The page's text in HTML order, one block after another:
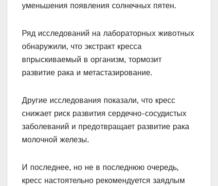
уменьшения появления солнечных пятен.
Ряд исследований на лабораторных животных
обнаружили, что экстракт кресса
впрыскиваемый в организм, тормозит
развитие рака и метастазирование.
Другие исследования показали, что кресс
снижает риск развития сердечно-сосудистых
заболеваний и предотвращает развитие рака
молочной железы.
И последнее, но не в последнюю очередь,
кресс настоятельно рекомендуется заядлым